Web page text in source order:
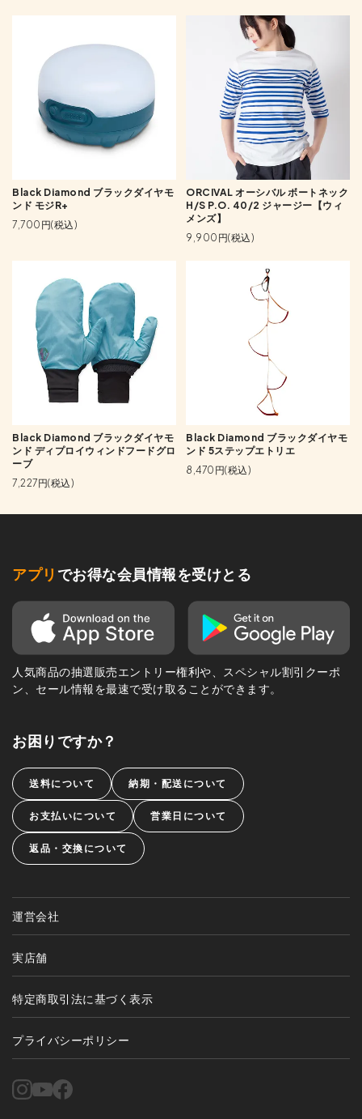
Black Diamond ブラックダイヤモ
ンド モジR+
7,700円(税込)
ORCIVAL オーシバル ボートネック
H/S P.O. 40/2 ジャージー【ウィ
メンズ】
9,900円(税込)
Black Diamond ブラックダイヤモ
ンド ディプロイウィンドフードグロ
ーブ
7,227円(税込)
Black Diamond ブラックダイヤモ
ンド 5ステップエトリエ
8,470円(税込)
アプリ でお得な会員情報を受けとる
人気商品の抽選販売エントリー権利や、スペシャル割引クーポ
ン、セール情報を最速で受け取ることができます。
お困りですか？
送料について 納期・配送について
お支払いについて 営業日について
返品・交換について
運営会社
実店舗
特定商取引法に基づく表示
プライバシーポリシー